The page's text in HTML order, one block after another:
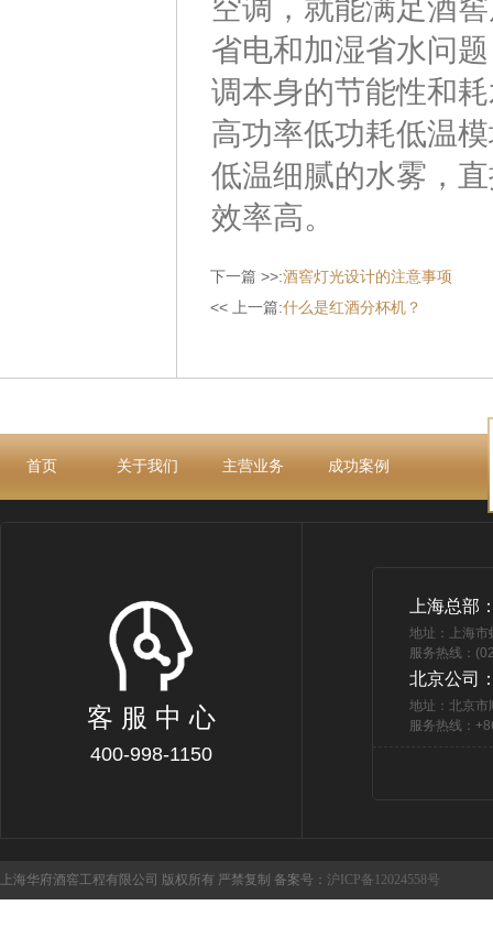
空调，就能满足酒
省电和加湿省水问
调本身的节能性和
高功率低功耗低温
低温细腻的水雾，
效率高。
下一篇 >>:酒窖灯光设计的注意事项
<< 上一篇:什么是红酒分杯机？
首页 关于我们 主营业务 成功案例
客 服 中 心
400-998-1150
上海总部
地址：上海
服务热线：
北京公司
地址：北京市
服务热线：
上海华府酒窖工程有限公司 版权所有 严禁复制 备案号： 沪ICP备12024558号